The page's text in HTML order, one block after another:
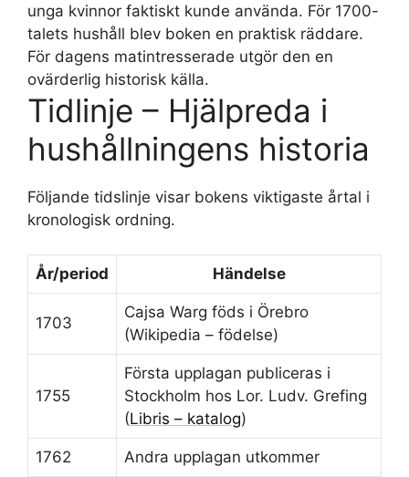
unga kvinnor faktiskt kunde använda. För 1700-
talets hushåll blev boken en praktisk räddare.
För dagens matintresserade utgör den en
ovärderlig historisk källa.
Tidlinje – Hjälpreda i
hushållningens historia
Följande tidslinje visar bokens viktigaste årtal i
kronologisk ordning.
År/period Händelse
1703
Cajsa Warg föds i Örebro
(Wikipedia – födelse)
1755
Första upplagan publiceras i
Stockholm hos Lor. Ludv. Grefing
(Libris – katalog)
1762 Andra upplagan utkommer